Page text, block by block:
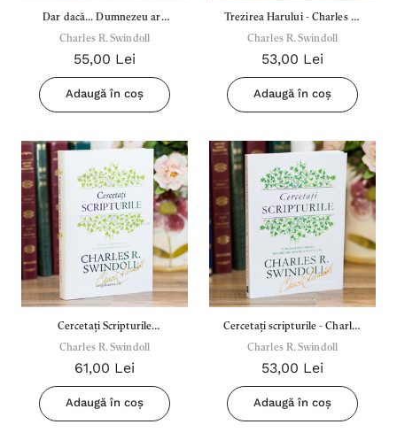
Noblețea suferinței - Sabina
Wurmbrand
43,00 Lei
Detalii
Noul Testament și Psalmii - Tsb
17,00 Lei
Detalii
Dar dacă... Dumnezeu are
alte planuri? - Charles R.
Swindoll
Charles R. Swindoll
55,00 Lei
Adaugă în coș
Trezirea Harului - Charles R.
Swindoll
Charles R. Swindoll
53,00 Lei
Adaugă în coș
Cercetați Scripturile
(Cartonată) - Charles R.
Swindoll
Charles R. Swindoll
61,00 Lei
Adaugă în coș
Cercetați scripturile - Charles
R. Swindoll
Charles R. Swindoll
53,00 Lei
Adaugă în coș